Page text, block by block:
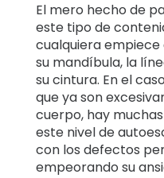
El mero hecho de
este tipo de
cualquiera
su mandíbula, la
su cintura. En el
que ya son
cuerpo, hay
este nivel de
con los defectos
empeorando su